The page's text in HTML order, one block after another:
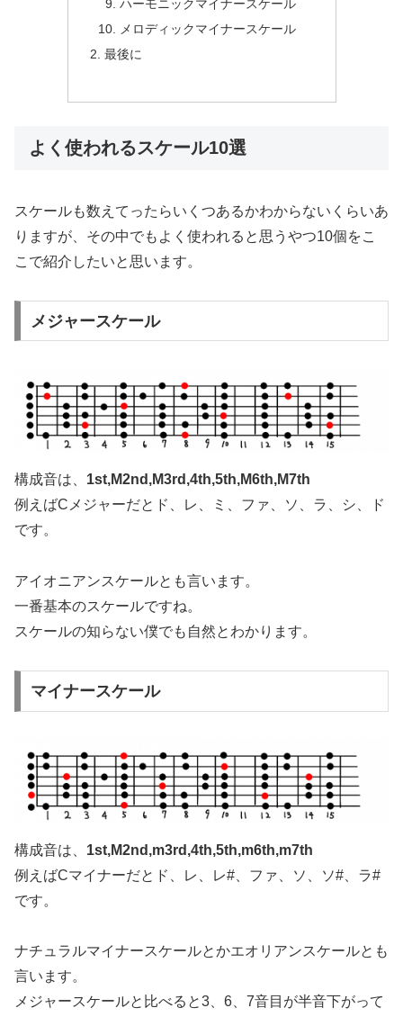
ハーモニックマイナースケール
メロディックマイナースケール
最後に
よく使われるスケール10選
スケールも数えてったらいくつあるかわからないくらいあ
りますが、その中でもよく使われると思うやつ10個をこ
こで紹介したいと思います。
メジャースケール
構成音は、 1st,M2nd,M3rd,4th,5th,M6th,M7th
例えばCメジャーだとド、レ、ミ、ファ、ソ、ラ、シ、ド
です。
アイオニアンスケールとも言います。
一番基本のスケールですね。
スケールの知らない僕でも自然とわかります。
マイナースケール
構成音は、 1st,M2nd,m3rd,4th,5th,m6th,m7th
例えばCマイナーだとド、レ、レ#、ファ、ソ、ソ#、ラ#
です。
ナチュラルマイナースケールとかエオリアンスケールとも
言います。
メジャースケールと比べると3、6、7音目が半音下がって